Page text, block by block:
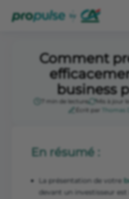
Comment
business
7 min de lecture
Mis à jour
Écrit par
Thomas
En résumé :
La présentation de votre
devant un investisseur